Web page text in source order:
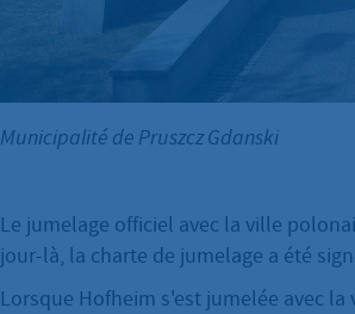
Municipalité de Pruszcz Gdanski
Le jumelage officiel avec la ville
jour-là, la charte de jumelage a été
Lorsque Hofheim s'est jumelée avec